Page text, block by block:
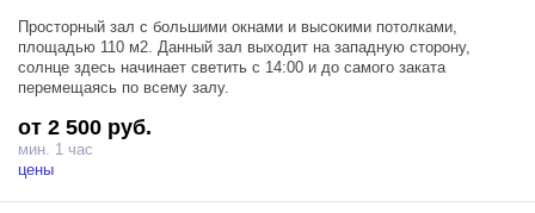
Просторный зал с большими окнами и высокими потолками,
площадью 110 м2. Данный зал выходит на западную сторону,
солнце здесь начинает светить с 14:00 и до самого заката
перемещаясь по всему залу.
от 2 500 руб.
мин. 1 час
цены